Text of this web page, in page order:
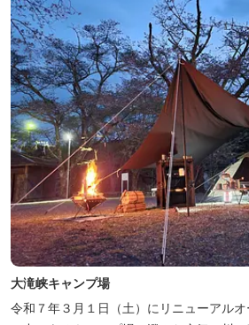
大滝峡キャンプ場
令和７年３月１日（土）にリニューアル